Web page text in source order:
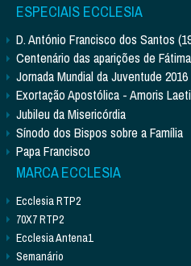
ESPECIAIS ECCLESIA
D. António Francisco dos Santos
Centenário das aparições de Fátima
Jornada Mundial da Juventude 2016
Exortação Apostólica - Amoris
Jubileu da Misericórdia
Sínodo dos Bispos sobre a Família
Papa Francisco
MARCA ECCLESIA
Ecclesia RTP2
70X7 RTP2
Ecclesia Antena1
Semanário